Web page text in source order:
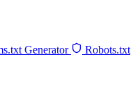
Generator
Robots.txt